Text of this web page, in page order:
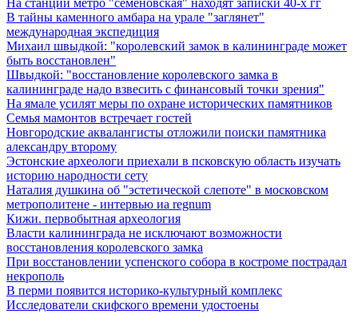
В тайны каменного амбара на урале "заглянет"
международная экспедиция
Михаил швыдкой: "королевский замок в калининграде может
быть восстановлен"
Швыдкой: "восстановление королевского замка в
калининграде надо взвесить с финансовый точки зрения"
На ямале усилят меры по охране исторических памятников
Семья мамонтов встречает гостей
Новгородские аквалангисты отложили поиски памятника
александру второму
Эстонские археологи приехали в псковскую область изучать
историю народности сету
Наталия душкина об "эстетической слепоте" в московском
метрополитене - интервью иа regnum
Кижи. первобытная археология
Власти калининграда не исключают возможности
восстановления королевского замка
При восстановлении успенского собора в костроме пострадал
некрополь
В перми появится историко-культурный комплекс
Исследователи скифского времени удостоены